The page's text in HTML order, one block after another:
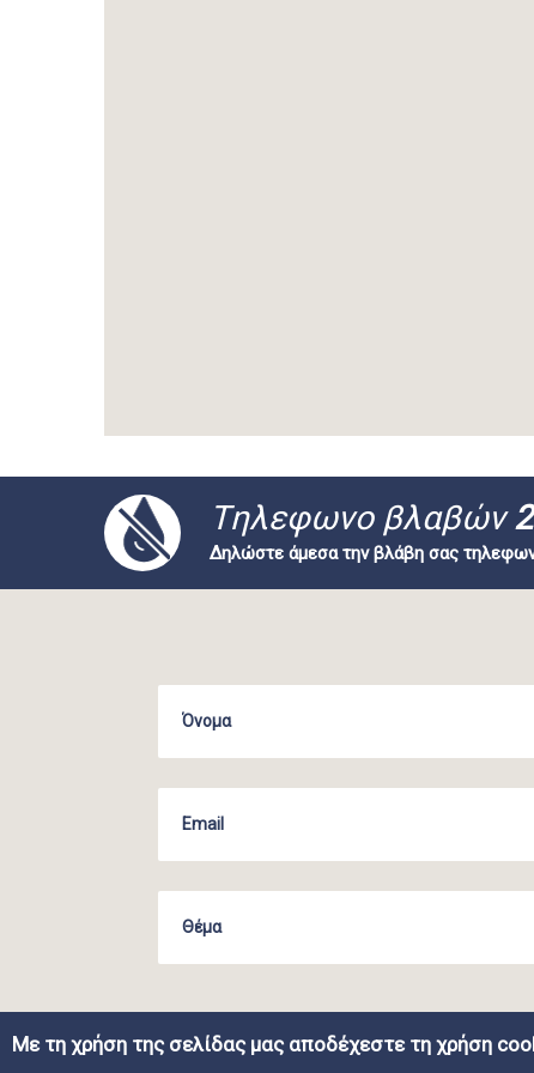
Tηλεφωνο βλαβών
Δηλώστε άμεσα την βλάβη σας
COPYRIGHT ΔΕΥΑΗ | WEB DEVELOPMENT BY EGRITOS
Με τη χρήση της σελίδας μας αποδέχεστε τη χρήση